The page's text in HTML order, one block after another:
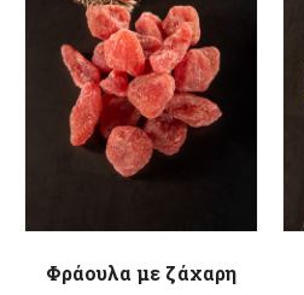
Φράουλα με ζάχαρη